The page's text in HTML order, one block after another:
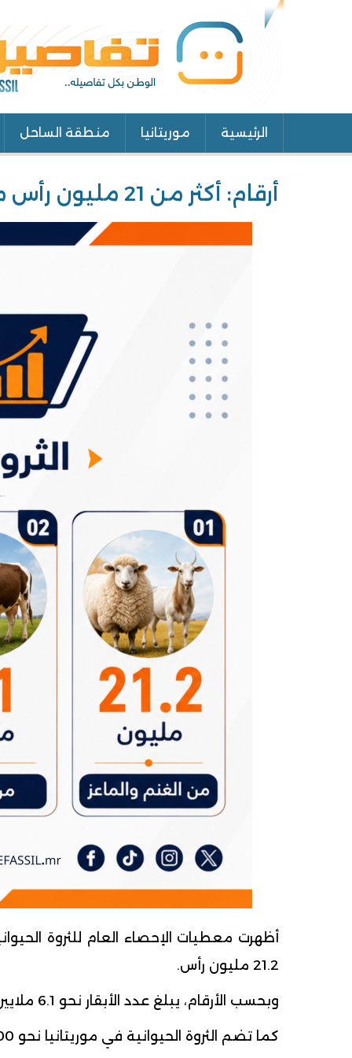
Mainالرئيسية موريتانيا منطقة الساحل
أرقام: أكثر من 21 مليون رأس من الغنم والماعز في موريتانيا
21.2 مليون رأس.
وبحسب الأرقام، يبلغ عدد الأبقار نحو 6.1 ملايين رأس، فيما تصل أعداد الإبل إلى مليوني رأس.
كما تضم الثروة الحيوانية في موريتانيا نحو 500 ألف حمار، إضافة إلى قرابة ألفي حصان، وفق بيانات الإحصاء الرسمي.